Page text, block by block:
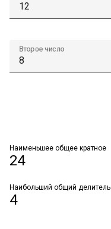
Второе число
Наименьшее общее кратное
24
Наибольший общий делитель
4